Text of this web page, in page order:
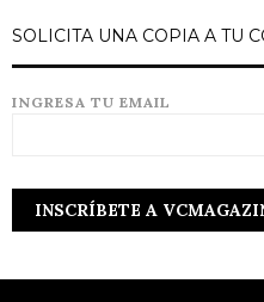
SOLICITA UNA COPIA A TU
INGRESA TU EMAIL